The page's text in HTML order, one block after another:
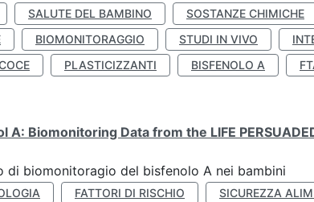
SALUTE DEL BAMBINO
SOSTANZE CHIMICHE
BIOMONITORAGGIO STUDI IN VIVO
PLASTICIZZANTI BISFENOLO A
Biomonitoring Data from the LIFE
di biomonitoragio del bisfenolo A nei bambini
FATTORI DI RISCHIO
SICUREZZA